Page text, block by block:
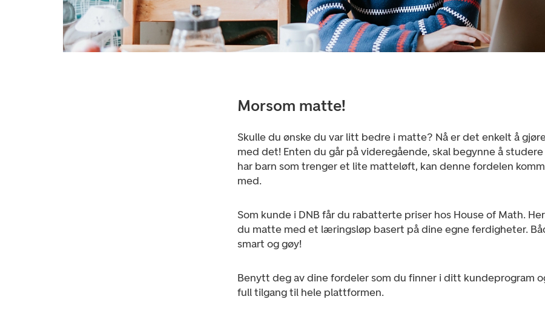
Morsom matte!
Skulle du ønske du var litt bedre i matte? Nå er det enkelt å
med det! Enten du går på videregående, skal begynne å
har barn som trenger et lite matteløft, kan denne fordelen
med.
Som kunde i DNB får du rabatterte priser hos House of Math.
du matte med et læringsløp basert på dine egne ferdigheter.
smart og gøy!
Benytt deg av dine fordeler som du finner i ditt kundeprogram
full tilgang til hele plattformen.